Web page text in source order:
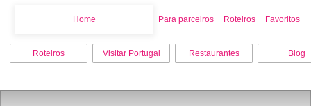
Home Para parceiros Roteiros Favoritos
Roteiros Visitar Portugal Restaurantes Blog